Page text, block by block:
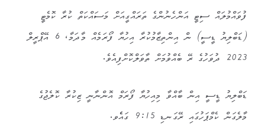
ފުވައްމުލައް ސިޓީ އަންހެނުންގެ ތަރައްގީއަށް މަސައްކަތް ކުރާ ކޮމެޓީ
(ޑަބްލިޔު ޑީސީ) ން އިންތިޒާމުކުރާ އިހުޔާ ފޯރަމެއް މާދަމާ، 6 އޭޕްރީލް
2023 ދުވަހުގެ ރޭ ބެއްވުމަށް ތާވަލްކޮށްފިއެވެ.
ޑަބްލިޔު ޑީސީ އިން ބާއްވާ މިއިހުޔާ ފޯރަމް އޮންނާނީ ޒިކުރާ ކޮލެޖުގެ
މާލެގަން ކެމްޕަހުގައި ރޭގަނޑި 9:15 ގައެެވ.